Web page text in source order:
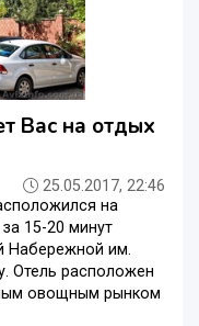
Вас на отдых
25.05.2017, 22:46
на
15-20 минут
Набережной им.
Отель расположен
овощным рынком